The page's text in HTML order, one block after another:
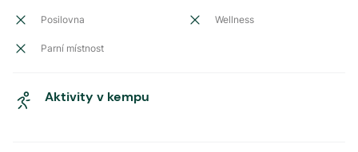
Posilovna Wellness
Parní místnost
Aktivity v kempu